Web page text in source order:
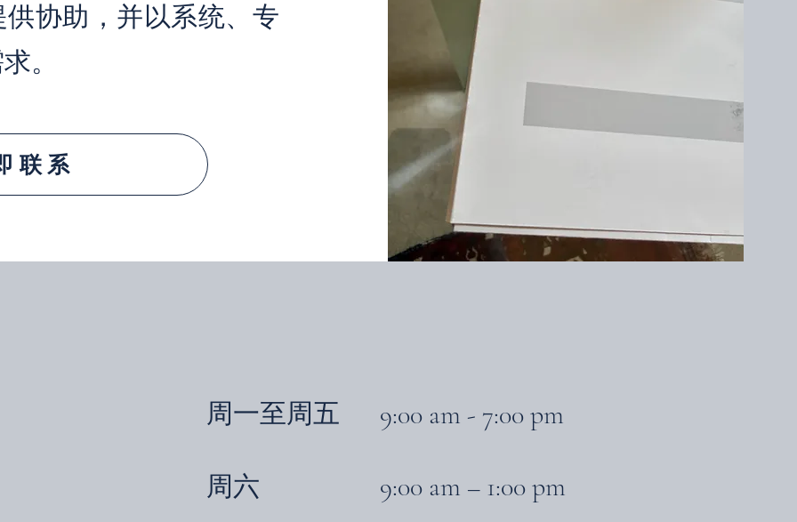
协助，并以系统、专
。
联系
周一至周五 9:00 am - 7:00 pm
周六 9:00 am – 1:00 pm